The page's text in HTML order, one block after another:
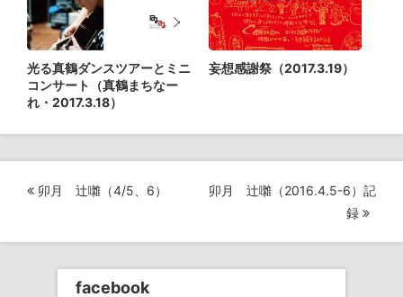
光る真鶴ダンスツアーとミニ
コンサート（真鶴まちなー
れ・2017.3.18）
妄想感謝祭（2017.3.19）
投
ナ
卯月 辻囃（4/5、6）
卯月 辻囃（2016.4.5-6）記
録
facebook